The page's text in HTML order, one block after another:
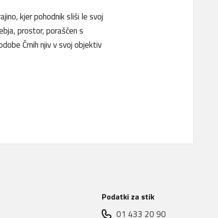
kjer pohodnik sliši le svoj
prostor, poraščen s
Črnih njiv v svoj objektiv
Podatki za stik
01 433 20 90